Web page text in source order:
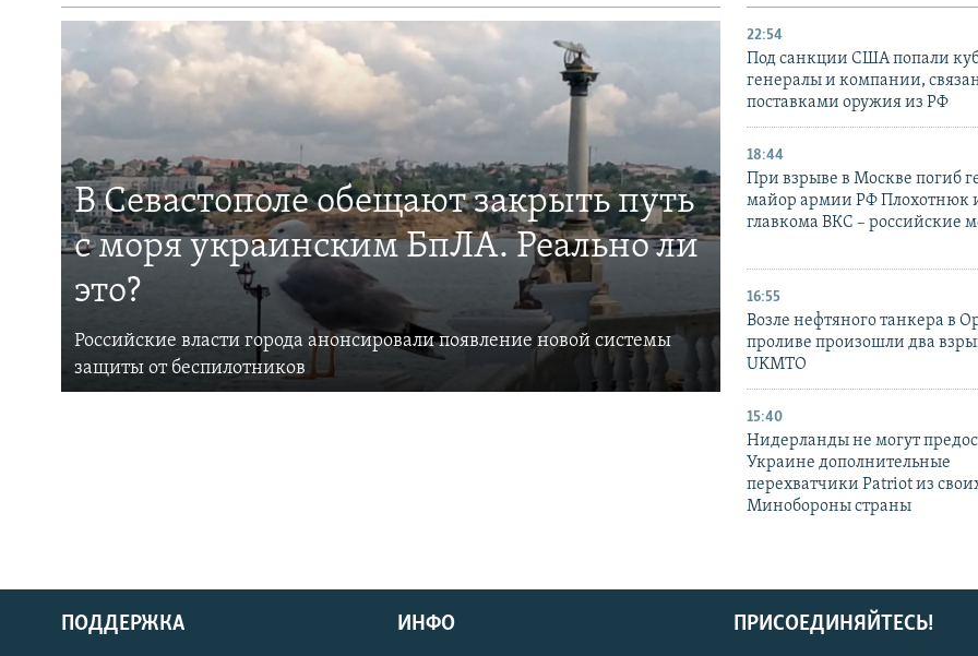
В Севастополе обещают закрыть путь
с моря украинским БпЛА. Реально ли
это?
Российские власти города анонсировали появление новой системы
защиты от беспилотников
22:54
Под санкции США попали
генералы и компании,
поставками оружия из РФ
18:44
При взрыве в Москве погиб
майор армии РФ Плохотнюк
главкома ВКС – российские
16:55
Возле нефтяного танкера в
проливе произошли два
UKMTO
15:40
Нидерланды не могут
Украине дополнительные
перехватчики Patriot из
Минобороны страны
ПРИСОЕДИНЯЙТЕСЬ!
ПОДДЕРЖКА ИНФО